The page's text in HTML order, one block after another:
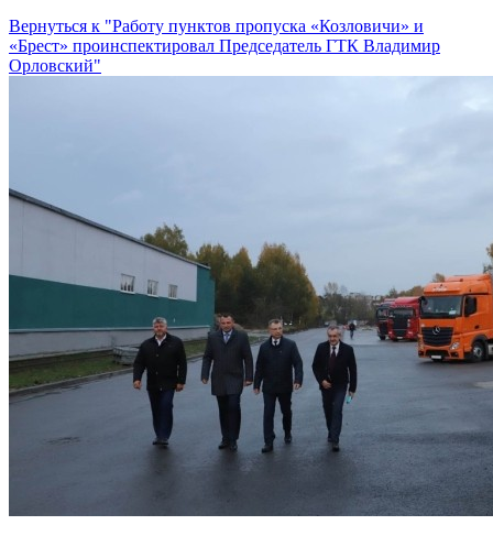
Вернуться к "Работу пунктов пропуска «Козловичи» и
«Брест» проинспектировал Председатель ГТК Владимир
Орловский"